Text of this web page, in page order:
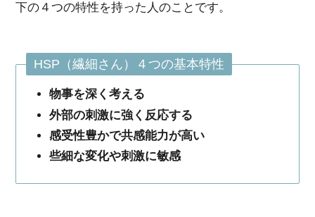
下の４つの特性を持った人のことです。
HSP（繊細さん）４つの基本特性
物事を深く考える
外部の刺激に強く反応する
感受性豊かで共感能力が高い
些細な変化や刺激に敏感